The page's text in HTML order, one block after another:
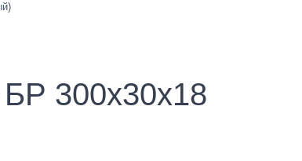
300х30х18